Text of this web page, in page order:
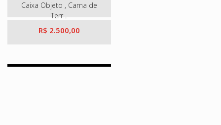
Caixa Objeto , Cama de
Terr...
R$ 2.500,00